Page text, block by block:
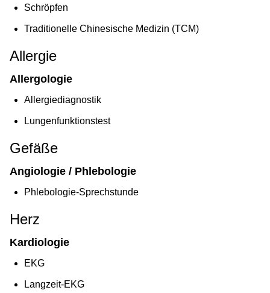
Schröpfen
Traditionelle Chinesische Medizin (TCM)
Allergie
Allergologie
Allergiediagnostik
Lungenfunktionstest
Gefäße
Angiologie / Phlebologie
Phlebologie-Sprechstunde
Herz
Kardiologie
EKG
Langzeit-EKG